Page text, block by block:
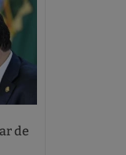
de